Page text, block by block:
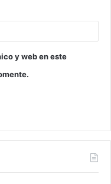
y web en este